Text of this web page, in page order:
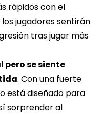
rápidos con el
jugadores sentirán
tras jugar más
pero se siente
. Con una fuerte
está diseñado para
sorprender al